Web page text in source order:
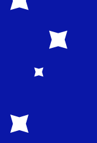
أرسل المال